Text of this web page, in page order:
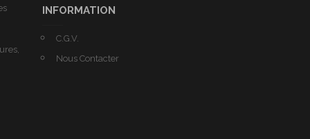
INFORMATION
C.G.V.
Nous Contacter